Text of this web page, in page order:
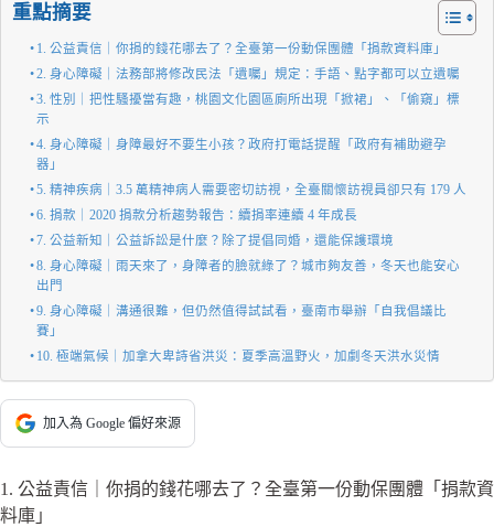
重點摘要
1. 公益責信｜你捐的錢花哪去了？全臺第一份動保團體「捐款資料庫」
2. 身心障礙｜法務部將修改民法「遺囑」規定：手語、點字都可以立遺囑
3. 性別｜把性騷擾當有趣，桃園文化園區廁所出現「掀裙」、「偷窺」標
示
4. 身心障礙｜身障最好不要生小孩？政府打電話提醒「政府有補助避孕
器」
5. 精神疾病｜3.5 萬精神病人需要密切訪視，全臺關懷訪視員卻只有 179 人
6. 捐款｜2020 捐款分析趨勢報告：續捐率連續 4 年成長
7. 公益新知｜公益訴訟是什麼？除了提倡同婚，還能保護環境
8. 身心障礙｜雨天來了，身障者的臉就綠了？城市夠友善，冬天也能安心
出門
9. 身心障礙｜溝通很難，但仍然值得試試看，臺南市舉辦「自我倡議比
賽」
10. 極端氣候｜加拿大卑詩省洪災：夏季高溫野火，加劇冬天洪水災情
加入為 Google 偏好來源
1. 公益責信｜你捐的錢花哪去了？全臺第一份動保團體「捐款資
料庫」